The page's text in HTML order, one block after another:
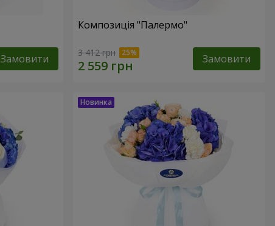
Замовити
Композиція "Палермо"
3 412 грн Замовити